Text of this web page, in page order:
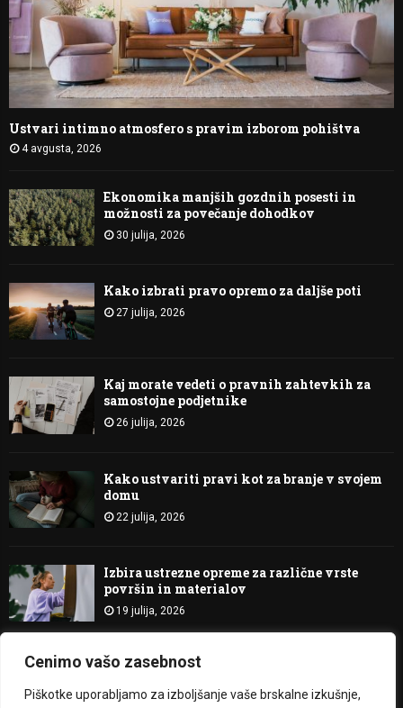
Cenimo vašo zasebnost
Piškotke uporabljamo za izboljšanje vaše brskalne izkušnje,
Ustvari intimno atmosfero s pravim izborom pohištva
4 avgusta, 2026
Ekonomika manjših gozdnih posesti in
možnosti za povečanje dohodkov
30 julija, 2026
Kako izbrati pravo opremo za daljše poti
27 julija, 2026
Kaj morate vedeti o pravnih zahtevkih za
samostojne podjetnike
26 julija, 2026
Kako ustvariti pravi kot za branje v svojem
domu
22 julija, 2026
Izbira ustrezne opreme za različne vrste
površin in materialov
19 julija, 2026